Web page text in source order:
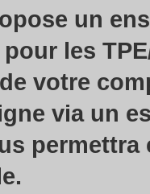
un
les
votre
via un